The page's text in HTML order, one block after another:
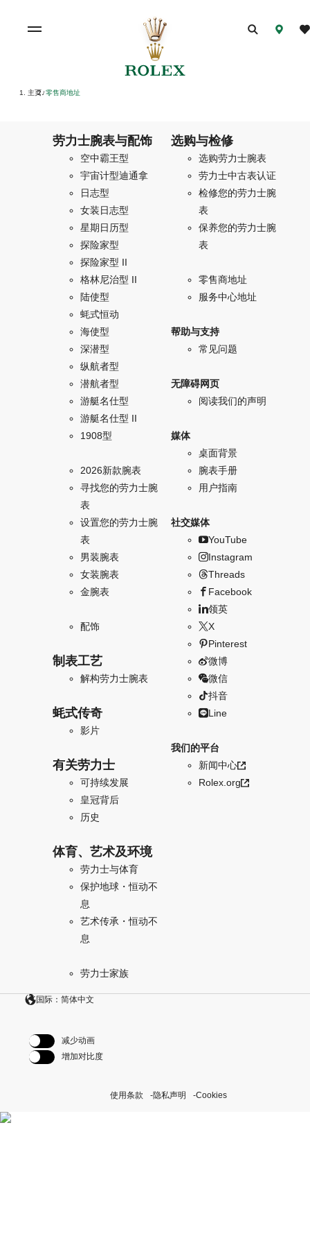
主页/ 零售商地址
劳力士腕表与配饰
空中霸王型
宇宙计型迪通拿
日志型
女装日志型
星期日历型
探险家型
探险家型 II
格林尼治型 II
陆使型
蚝式恒动
海使型
深潜型
纵航者型
潜航者型
游艇名仕型
游艇名仕型 II
1908型
2026新款腕表
寻找您的劳力士腕
表
设置您的劳力士腕
表
男装腕表
女装腕表
金腕表
配饰
制表工艺
解构劳力士腕表
蚝式传奇
影片
有关劳力士
可持续发展
皇冠背后
历史
体育、艺术及环境
劳力士与体育
保护地球・恒动不
息
艺术传承・恒动不
息
劳力士家族
选购与检修
选购劳力士腕表
劳力士中古表认证
检修您的劳力士腕
表
保养您的劳力士腕
表
零售商地址
服务中心地址
帮助与支持
常见问题
无障碍网页
阅读我们的声明
媒体
桌面背景
腕表手册
用户指南
社交媒体
YouTube
Instagram
Threads
Facebook
领英
X
Pinterest
微博
微信
抖音
Line
我们的平台
新闻中心
Rolex.org
国际：简体中文
减少动画
增加对比度
使用条款 隐私声明 Cookies